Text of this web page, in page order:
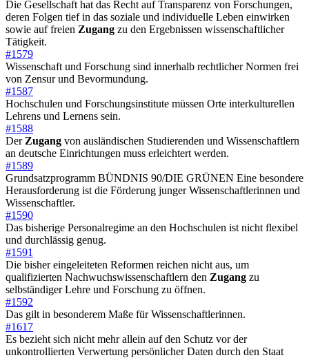
Die Gesellschaft hat das Recht auf Transparenz von Forschungen,
deren Folgen tief in das soziale und individuelle Leben einwirken
sowie auf freien Zugang zu den Ergebnissen wissenschaftlicher
Tätigkeit.
#1579
Wissenschaft und Forschung sind innerhalb rechtlicher Normen frei
von Zensur und Bevormundung.
#1587
Hochschulen und Forschungsinstitute müssen Orte interkulturellen
Lehrens und Lernens sein.
#1588
Der Zugang von ausländischen Studierenden und Wissenschaftlern
an deutsche Einrichtungen muss erleichtert werden.
#1589
Grundsatzprogramm BÜNDNIS 90/DIE GRÜNEN Eine besondere
Herausforderung ist die Förderung junger Wissenschaftlerinnen und
Wissenschaftler.
#1590
Das bisherige Personalregime an den Hochschulen ist nicht flexibel
und durchlässig genug.
#1591
Die bisher eingeleiteten Reformen reichen nicht aus, um
qualifizierten Nachwuchswissenschaftlern den Zugang zu
selbständiger Lehre und Forschung zu öffnen.
#1592
Das gilt in besonderem Maße für Wissenschaftlerinnen.
#1617
Es bezieht sich nicht mehr allein auf den Schutz vor der
unkontrollierten Verwertung persönlicher Daten durch den Staat